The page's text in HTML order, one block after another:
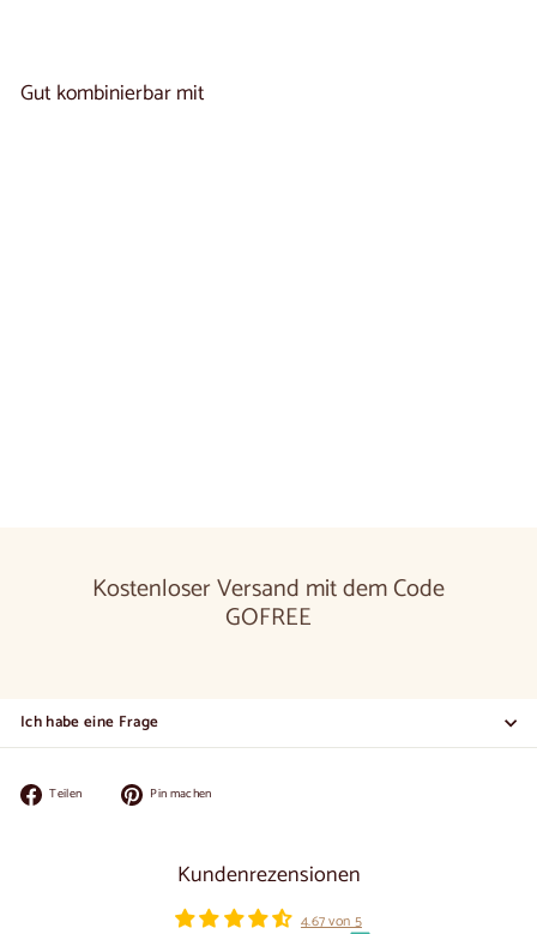
Gut kombinierbar mit
Kostenloser Versand mit dem Code
GOFREE
Ich habe eine Frage
Teilen
Facebook
Pin machen
Kundenrezensionen
4.67 von 5